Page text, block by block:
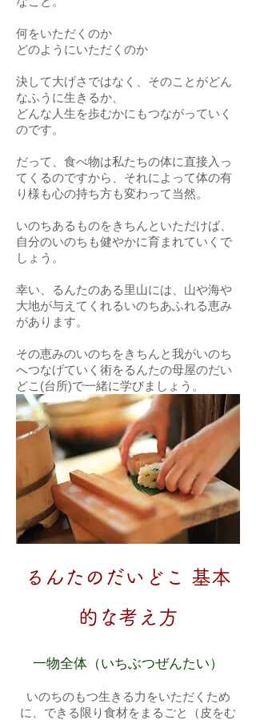
何をいただくのか
どのようにいただくのか
決して大げさではなく、そのことがどん
なふうに生きるか、
どんな人生を歩むかにもつながっていく
のです。
だって、食べ物は私たちの体に直接入っ
てくるのですから、それによって体の有
り様も心の持ち方も変わって当然。
いのちあるものをきちんといただけば、
自分のいのちも健やかに育まれていくで
しょう。
幸い、るんたのある里山には、山や海や
大地が与えてくれるいのちあふれる恵み
があります。
その恵みのいのちをきちんと我がいのち
へつなげていく術をるんたの母屋のだい
どこ(台所)で一緒に学びましょう。
るんたのだいどこ 基本
的な考え方
一物全体（いちぶつぜんたい）
いのちのもつ生きる力をいただくため
に、できる限り食材をまるごと（皮をむ